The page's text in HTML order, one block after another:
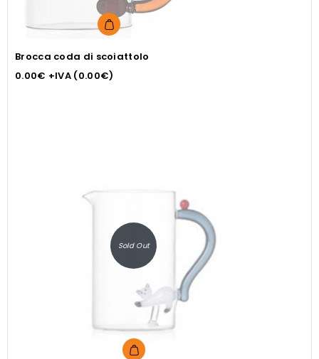
Brocca coda di scoiattolo
0.00€ +IVA (0.00€)
Sold Out